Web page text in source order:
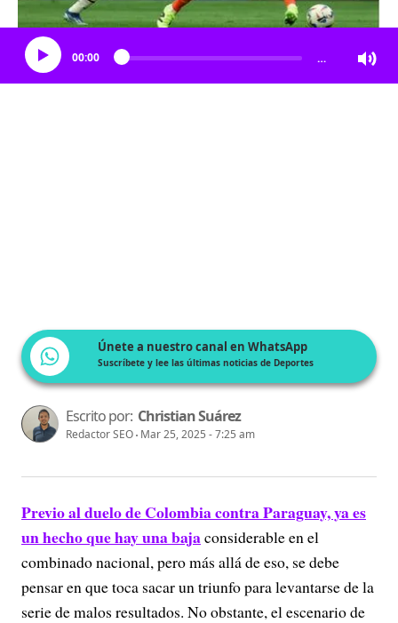
Escucha el artículo
00:00 …
Únete a nuestro canal en WhatsApp
Suscríbete y lee las últimas noticias de Deportes
Escrito por: Christian Suárez
Redactor SEO Mar 25, 2025 - 7:25 am
Previo al duelo de Colombia contra Paraguay, ya es
un hecho que hay una bajaconsiderable en el
combinado nacional, pero más allá de eso, se debe
pensar en que toca sacar un triunfo para levantarse de la
serie de malos resultados. No obstante, el escenario de